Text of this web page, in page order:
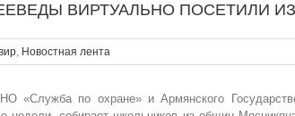
ВИРТУАЛЬНО ПОСЕТИЛИ
, Новостная лента
«Служба по охране» и Армянского